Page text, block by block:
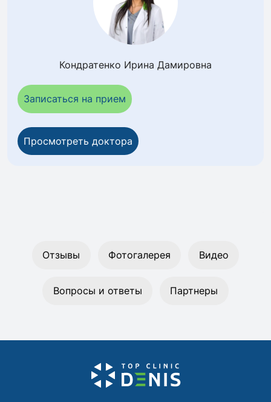
Кондратенко Ирина Дамировна
Записаться на прием
Просмотреть доктора
Отзывы Фотогалерея Видео
Вопросы и ответы Партнеры